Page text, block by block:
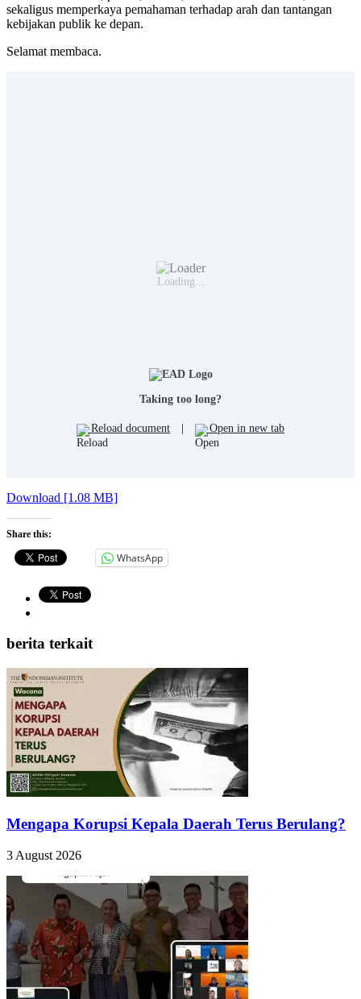
sekaligus memperkaya pemahaman terhadap arah dan tantangan
kebijakan publik ke depan.
Selamat membaca.
Loading...
Taking too long?
Reload document | Open in new tab
Download [1.08 MB]
Share this:
WhatsApp
berita terkait
Mengapa Korupsi Kepala Daerah Terus Berulang?
3 August 2026